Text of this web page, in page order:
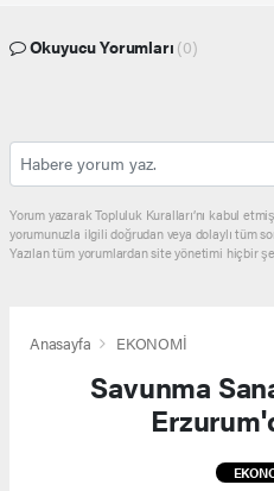
Okuyucu Yorumları (0)
Yorum yazarak Topluluk Kuralları’nı kabul
yorumunuzla ilgili doğrudan veya dolaylı tüm
Yazılan tüm yorumlardan site yönetimi hiçbir
Anasayfa EKONOMİ
Savunma